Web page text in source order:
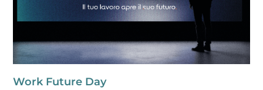
Work Future Day